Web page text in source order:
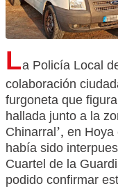
La Policía Local
colaboración
furgoneta que
hallada junto a la
Chinarral’, en
había sido
Cuartel de la
podido confirmar